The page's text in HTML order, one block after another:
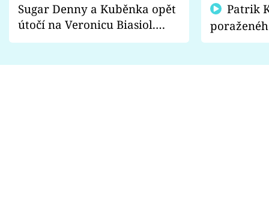
Sugar Denny a Kuběnka opět
útočí na Veronicu Biasiol.
Proč je podle nich falešná a
fanoušci